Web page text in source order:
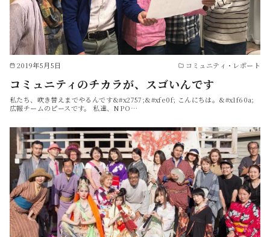
2019年5月5日 コミュニティ・レポート
コミュニティのチカラが、スゴいんです
私たち、吹き替えまでやるんです&#x2757;&#xfe0f; こんにちは。&#x1f60a;
広報チームのピースです。 私達、NPO…